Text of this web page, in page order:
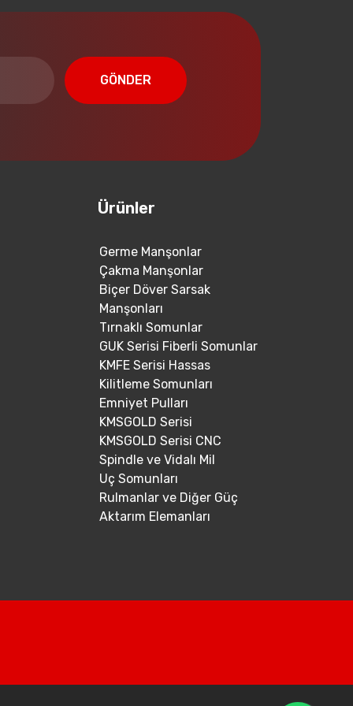
GÖNDER
Ürünler
Germe Manşonlar
Çakma Manşonlar
Biçer Döver Sarsak
Manşonları
Tırnaklı Somunlar
GUK Serisi Fiberli Somunlar
KMFE Serisi Hassas
Kilitleme Somunları
Emniyet Pulları
KMSGOLD Serisi
KMSGOLD Serisi CNC
Spindle ve Vidalı Mil
Uç Somunları
Rulmanlar ve Diğer Güç
Aktarım Elemanları